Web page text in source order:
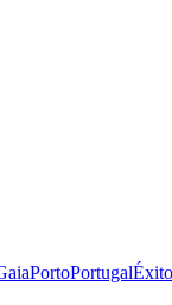
PortoPortugal